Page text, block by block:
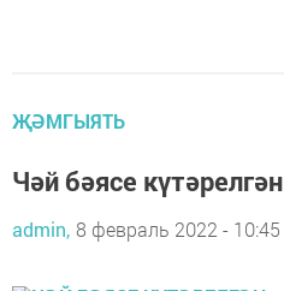
ҖӘМГЫЯТЬ
Чәй бәясе күтәрелгән
admin, 8 февраль 2022 - 10:45